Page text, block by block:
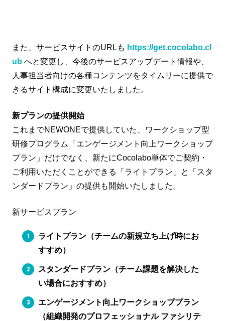
また、サービスサイトのURLも https://get.cocolabo.cl
ub へと変更し、今後のサービスアップデート情報や、
人事担当者向けの各種コンテンツをタイムリーに提供で
きるサイト構成に変更いたしました。
新プランの提供開始
これまでNEWONEで提供していた、ワークショップ型
研修プログラム「エンゲージメント向上ワークショップ
プラン」だけでなく、新たにCocolabo単体でご契約・
ご利用いただくことができる「ライトプラン」と「スタ
ンダードプラン」の提供も開始いたしました。
新サービスプラン
ライトプラン（チームの新規立ち上げ時にお
すすめ）
スタンダードプラン（チーム課題を解決した
い場合におすすめ）
エンゲージメント向上ワークショッププラン
（組織開発のプロフェッショナル ファシリテ